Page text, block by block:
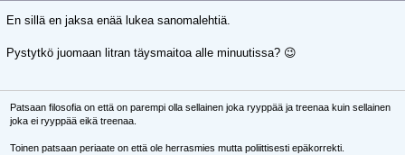
En sillä en jaksa enää lukea sanomalehtiä.
Pystytkö juomaan litran täysmaitoa alle minuutissa? 😉
Patsaan filosofia on että on parempi olla sellainen joka ryyppää ja treenaa kuin sellainen
joka ei ryyppää eikä treenaa.
Toinen patsaan periaate on että ole herrasmies mutta poliittisesti epäkorrekti.